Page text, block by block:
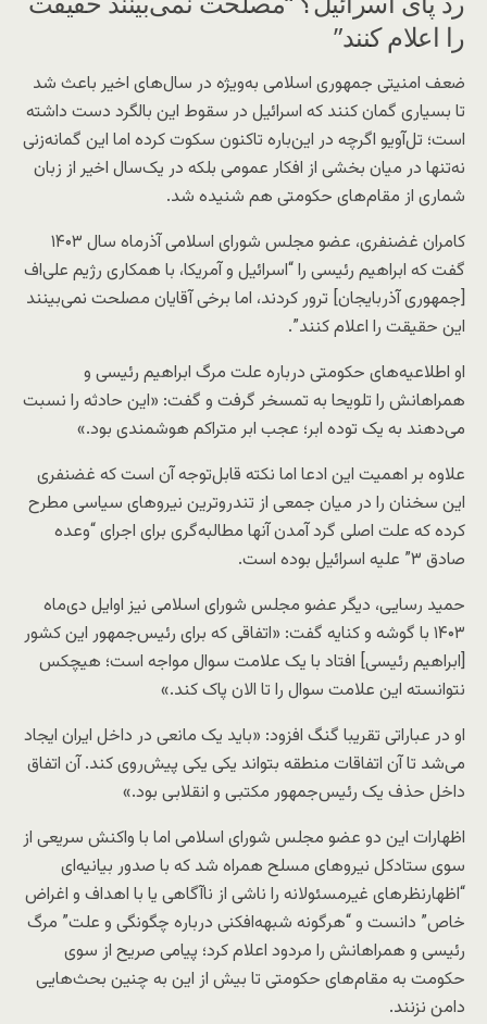
را اعلام کنند”
ضعف امنیتی جمهوری اسلامی به‌ویژه در سال‌های اخیر باعث شد
تا بسیاری گمان کنند که اسرائیل در سقوط این بالگرد دست داشته
است؛ تل‌آویو اگرچه در این‌باره تاکنون سکوت کرده اما این گمانه‌زنی
نه‌تنها در میان بخشی از افکار عمومی بلکه در یک‌سال اخیر از زبان
شماری از مقام‌های حکومتی هم شنیده شد.
کامران غضنفری، عضو مجلس شورای اسلامی آذرماه سال ۱۴۰۳
گفت که ابراهیم رئیسی را “اسرائیل و آمریکا، با همکاری رژیم علی‌اف
[جمهوری آذربایجان] ترور کردند، اما برخی آقایان مصلحت نمی‌بینند
این حقیقت را اعلام کنند”.
او اطلاعیه‌های حکومتی درباره علت مرگ ابراهیم رئیسی و
همراهانش را تلویحا به تمسخر گرفت و گفت: «این حادثه را نسبت
می‌دهند به یک توده ابر؛ عجب ابر متراکم هوشمندی بود.»
علاوه بر اهمیت این ادعا اما نکته قابل‌توجه آن است که غضنفری
این سخنان را در میان جمعی از تندروترین نیروهای سیاسی مطرح
کرده که علت اصلی گرد آمدن آنها مطالبه‌گری برای اجرای “وعده
صادق ۳” علیه اسرائیل بوده است.
حمید رسایی، دیگر عضو مجلس شورای اسلامی نیز اوایل دی‌ماه
۱۴۰۳ با گوشه و کنایه گفت: «اتفاقی که برای رئیس‌جمهور این کشور
[ابراهیم رئیسی] افتاد با یک علامت سوال مواجه است؛ هیچکس
نتوانسته این علامت سوال را تا الان پاک کند.»
او در عباراتی تقریبا گنگ افزود: «باید یک مانعی در داخل ایران ایجاد
می‌شد تا آن اتفاقات منطقه بتواند یکی یکی پیش‌روی کند. آن اتفاق
داخل حذف یک رئیس‌جمهور مکتبی و انقلابی بود.»
اظهارات این دو عضو مجلس شورای اسلامی اما با واکنش سریعی از
سوی ستادکل نیروهای مسلح همراه شد که با صدور بیانیه‌ای
“اظهارنظر‌های غیرمسئولانه را ناشی از ناآگاهی یا با اهداف و اغراض
خاص” دانست و “هرگونه شبهه‌افکنی درباره چگونگی و علت” مرگ
رئیسی و همراهانش را مردود اعلام کرد؛ پیامی صریح از سوی
حکومت به مقام‌های حکومتی تا بیش از این به چنین بحث‌هایی
دامن نزنند.